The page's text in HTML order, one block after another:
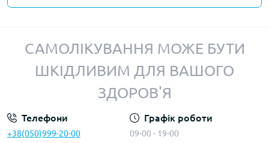
САМОЛІКУВАННЯ МОЖЕ БУТИ
ШКІДЛИВИМ ДЛЯ ВАШОГО
ЗДОРОВ'Я
Телефони
+38(050)999-20-00
Графік роботи
09-00 - 19-00